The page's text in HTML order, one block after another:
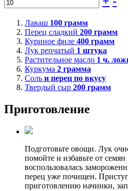
Лаваш 100 грамм
Перец сладкий 200 грамм
Куриное филе 400 грамм
Лук репчатый 1 штука
Растительное масло 1 ч.
Куркума 2 грамма
Соль и перец по вкусу
Твердый сыр 200 грамм
Приготовление
Подготовьте овощи. Лук
помойте и избавьте от
воспользовалась
перец уже почищен.
приготовлению начинки,